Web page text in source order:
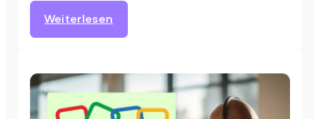
Weiterlesen
Softphone
Auto-
Update
Funktion